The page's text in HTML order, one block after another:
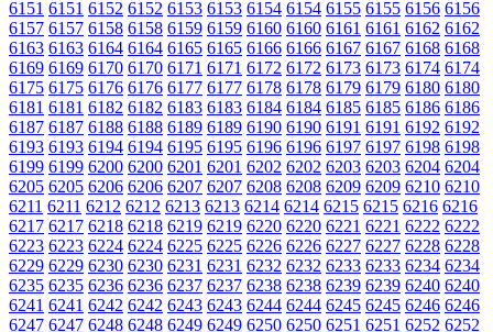
6151 6151 6152 6152 6153 6153 6154 6154 6155 6155 6156 6156
6157 6157 6158 6158 6159 6159 6160 6160 6161 6161 6162 6162
6163 6163 6164 6164 6165 6165 6166 6166 6167 6167 6168 6168
6169 6169 6170 6170 6171 6171 6172 6172 6173 6173 6174 6174
6175 6175 6176 6176 6177 6177 6178 6178 6179 6179 6180 6180
6181 6181 6182 6182 6183 6183 6184 6184 6185 6185 6186 6186
6187 6187 6188 6188 6189 6189 6190 6190 6191 6191 6192 6192
6193 6193 6194 6194 6195 6195 6196 6196 6197 6197 6198 6198
6199 6199 6200 6200 6201 6201 6202 6202 6203 6203 6204 6204
6205 6205 6206 6206 6207 6207 6208 6208 6209 6209 6210 6210
6211 6211 6212 6212 6213 6213 6214 6214 6215 6215 6216 6216
6217 6217 6218 6218 6219 6219 6220 6220 6221 6221 6222 6222
6223 6223 6224 6224 6225 6225 6226 6226 6227 6227 6228 6228
6229 6229 6230 6230 6231 6231 6232 6232 6233 6233 6234 6234
6235 6235 6236 6236 6237 6237 6238 6238 6239 6239 6240 6240
6241 6241 6242 6242 6243 6243 6244 6244 6245 6245 6246 6246
6247 6247 6248 6248 6249 6249 6250 6250 6251 6251 6252 6252